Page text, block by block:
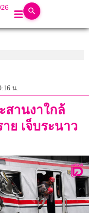
น.
สานงาใกล้
ย เจ็บระนาว